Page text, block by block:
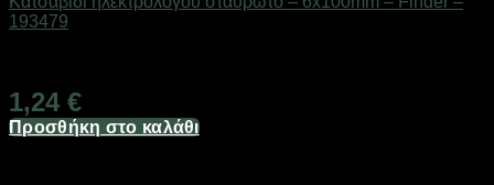
193479
1,24 €
Προσθήκη στο καλάθι